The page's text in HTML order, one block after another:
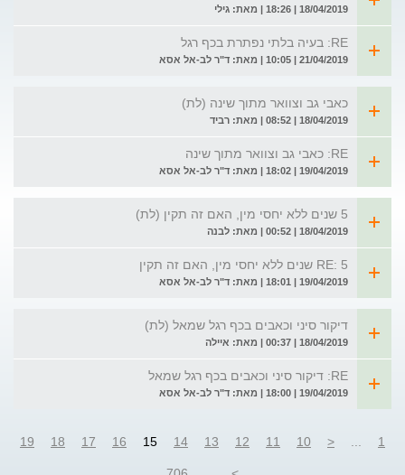
18/04/2019 | 18:26 | מאת: גילי
RE: בעיה בלתי נפתרת בכף רגל
21/04/2019 | 10:05 | מאת: ד"ר לב-אל אסא
כאבי גב וצוואר מתוך שינה (לת)
18/04/2019 | 08:52 | מאת: רביד
RE: כאבי גב וצוואר מתוך שינה
19/04/2019 | 18:02 | מאת: ד"ר לב-אל אסא
5 שנים ללא יחסי מין, האם זה תקין (לת)
18/04/2019 | 00:52 | מאת: לבנה
RE: 5 שנים ללא יחסי מין, האם זה תקין
19/04/2019 | 18:01 | מאת: ד"ר לב-אל אסא
דיקור סיני וכאבים בכף רגל שמאל (לת)
18/04/2019 | 00:37 | מאת: איילה
RE: דיקור סיני וכאבים בכף רגל שמאל
19/04/2019 | 18:00 | מאת: ד"ר לב-אל אסא
1
<
10
11
12
13
14
15
16
17
18
19